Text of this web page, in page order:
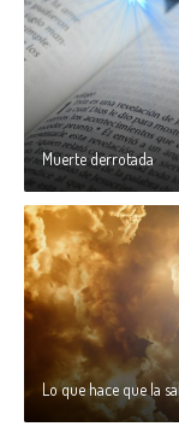
Muerte derrotada
Lo que hace que la